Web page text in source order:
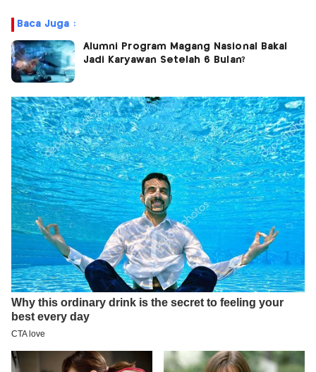
Baca Juga :
Alumni Program Magang Nasional Bakal
Jadi Karyawan Setelah 6 Bulan?